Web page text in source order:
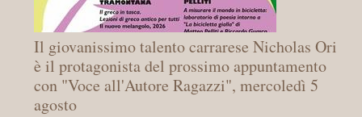
Il giovanissimo talento carrarese Nicholas Ori
è il protagonista del prossimo appuntamento
con "Voce all'Autore Ragazzi", mercoledì 5
agosto